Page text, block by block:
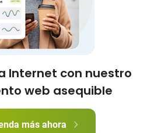
Internet con nuestro
web asequible
más ahora